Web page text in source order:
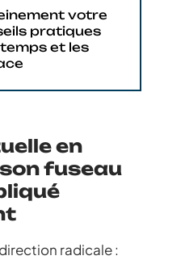
votre
pratiques
et les
en
fuseau
radicale :